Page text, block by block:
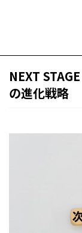
NEXT
の進化戦略